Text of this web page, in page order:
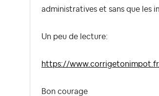
administratives et sans que les
Un peu de lecture:
https://
Bon courage